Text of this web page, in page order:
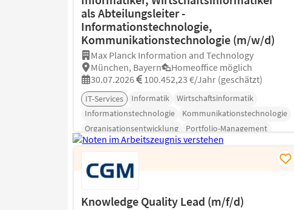
als Abteilungsleiter -
Informationstechnologie,
Kommunikationstechnologie (m/w/d)
Max Planck Information and Technology
München, Bayern
Homeoffice möglich
30.07.2026
100.452,23 €/Jahr (geschätzt)
IT-Services Informatik
Wirtschaftsinformatik
Informationstechnologie
Kommunikationstechnologie
Organisationsentwicklung
Portfolio-Management
Knowledge Quality Lead (m/f/d)